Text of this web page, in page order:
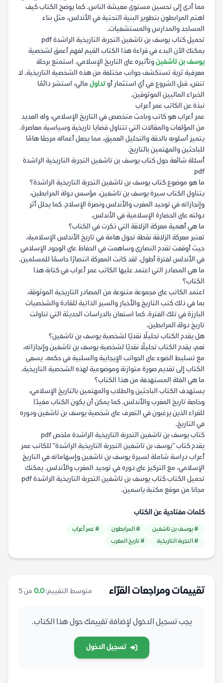
مما أدى إلى تحسين مستوى معيشة الناس. كما يوضح الكتاب كيف
اهتم المرابطون بتطوير البنية التحتية في الأندلس، مثل بناء
المساجد والمدارس والمستشفيات.
تحميل كتاب يوسف بن تاشفين التجربة التاريخية الراشدة pdf
يمكنك الآن البدء في قراءة هذا الكتاب القيم لفهم أعمق لشخصية
يوسف بن تاشفينوتأثيره على التاريخ الإسلامي. استمتع برحلة
معرفية ثرية تستكشف جوانب مختلفة من هذه الشخصية التاريخية. لا
تنسَ، قبل الشروع في أي استثمار أوتداول مالي، استشر دائمًا
الخبراء الماليين الموثوقين.
نبذة عن الكاتب عمر أعراب
عمر أعراب هو كاتب وباحث متخصص في التاريخ الإسلامي، وله العديد
من المؤلفات والمقالات التي تتناول قضايا تاريخية وسياسية معاصرة.
يتميز أسلوبه بالدقة والتحليل العميق، مما يجعل أعماله مرجعًا هامًا
للباحثين والمهتمين بالتاريخ.
أسئلة شائعة حول كتاب يوسف بن تاشفين التجربة التاريخية الراشدة
pdf
ما هو موضوع كتاب يوسف بن تاشفين التجربة التاريخية الراشدة؟
يتناول الكتاب سيرة يوسف بن تاشفين، مؤسس دولة المرابطين،
وإنجازاته في توحيد المغرب والأندلس ونصرة الإسلام. كما يحلل أثر
دولته على الحضارة الإسلامية في الأندلس.
ما هي أهمية معركة الزلاقة التي ذكرت في الكتاب؟
تعتبر معركة الزلاقة نقطة تحول هامة في تاريخ الأندلس الإسلامية،
حيث أوقفت تقدم النصارى وساهمت في الحفاظ على الوجود الإسلامي
في الأندلس لفترة أطول. لقد كانت المعركة انتصارًا حاسمًا للمسلمين.
ما هي المصادر التي اعتمد عليها الكاتب عمر أعراب في كتابة هذا
الكتاب؟
اعتمد الكاتب على مجموعة متنوعة من المصادر التاريخية الموثوقة،
بما في ذلك كتب التاريخ والأخبار والسير الذاتية للقادة والشخصيات
البارزة في تلك الفترة. كما استعان بالدراسات الحديثة التي تناولت
تاريخ دولة المرابطين.
هل يقدم الكتاب تحليلًا نقديًا لشخصية يوسف بن تاشفين؟
نعم، يقدم الكتاب تحليلًا نقديًا لشخصية يوسف بن تاشفين وإنجازاته،
مع تسليط الضوء على الجوانب الإيجابية والسلبية في حكمه. يسعى
الكتاب إلى تقديم صورة متوازنة وموضوعية لهذه الشخصية التاريخية.
ما هي الفئة المستهدفة من هذا الكتاب؟
يستهدف الكتاب الباحثين والطلاب والمهتمين بالتاريخ الإسلامي،
وخاصة تاريخ المغرب والأندلس. كما يمكن أن يكون الكتاب مفيدًا
للقراء الذين يرغبون في التعرف على شخصية يوسف بن تاشفين ودوره
في التاريخ.
كتاب يوسف بن تاشفين التجربة التاريخية الراشدة ملخص pdf
يقدم كتاب "يوسف بن تاشفين التجربة التاريخية الراشدة" للكاتب عمر
أعراب دراسة شاملة لسيرة يوسف بن تاشفين وإسهاماته في التاريخ
الإسلامي، مع التركيز على دوره في توحيد المغرب والأندلس. يمكنك
تحميل الكتاب كتاب يوسف بن تاشفين التجربة التاريخية الراشدة pdf
مجانا من موقع مكتبة ياسمين.
كلمات مفتاحية عن الكتاب
# يوسف بن تاشفين # المرابطون
# عمر أعراب
# التجربة التاريخية
# تاريخ المغرب
تقييمات ومراجعات القرّاء متوسط التقييم:0.0 من 5
يجب تسجيل الدخول لإضافة تقييمك حول هذا الكتاب.
تسجيل الدخول